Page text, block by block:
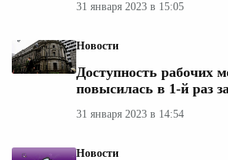
31 января 2023 в 15:05
Новости
Доступность рабочих
повысилась в 1-й раз
31 января 2023 в 14:54
Новости